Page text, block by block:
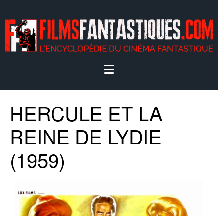
HERCULE ET LA
REINE DE LYDIE
(1959)